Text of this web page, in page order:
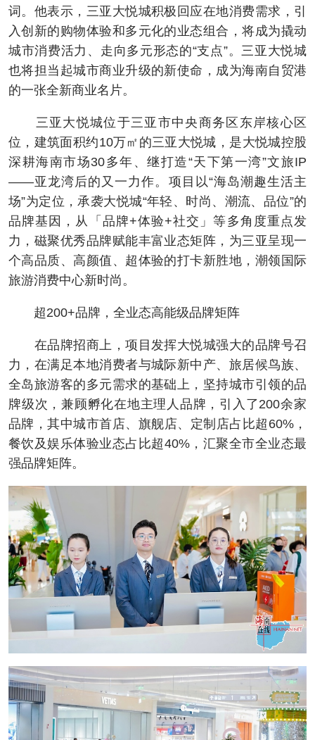
词。他表示，三亚大悦城积极回应在地消费需求，引
入创新的购物体验和多元化的业态组合，将成为撬动
城市消费活力、走向多元形态的“支点”。三亚大悦城
也将担当起城市商业升级的新使命，成为海南自贸港
的一张全新商业名片。
三亚大悦城位于三亚市中央商务区东岸核心区
位，建筑面积约10万㎡的三亚大悦城，是大悦城控股
深耕海南市场30多年、继打造“天下第一湾”文旅IP
——亚龙湾后的又一力作。项目以“海岛潮趣生活主
场”为定位，承袭大悦城“年轻、时尚、潮流、品位”的
品牌基因，从「品牌+体验+社交」等多角度重点发
力，磁聚优秀品牌赋能丰富业态矩阵，为三亚呈现一
个高品质、高颜值、超体验的打卡新胜地，潮领国际
旅游消费中心新时尚。
超200+品牌，全业态高能级品牌矩阵
在品牌招商上，项目发挥大悦城强大的品牌号召
力，在满足本地消费者与城际新中产、旅居候鸟族、
全岛旅游客的多元需求的基础上，坚持城市引领的品
牌级次，兼顾孵化在地主理人品牌，引入了200余家
品牌，其中城市首店、旗舰店、定制店占比超60%，
餐饮及娱乐体验业态占比超40%，汇聚全市全业态最
强品牌矩阵。